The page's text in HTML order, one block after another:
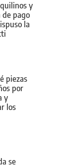
y
de pago
la
piezas
por
y
los
se